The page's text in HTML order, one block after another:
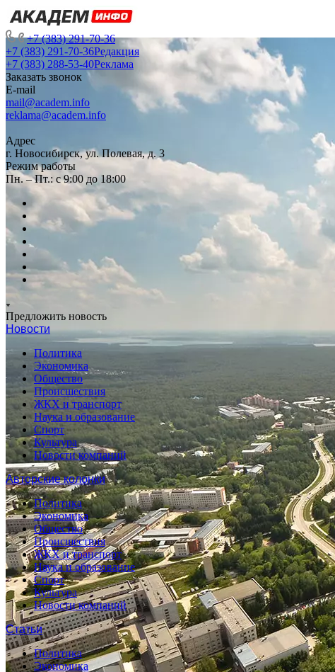
+7 (383) 291-70-36
+7 (383) 291-70-36Редакция
+7 (383) 288-53-40Реклама
Заказать звонок
E-mail
mail@academ.info
reklama@academ.info
Адрес
г. Новосибирск, ул. Полевая, д. 3
Режим работы
Пн. – Пт.: с 9:00 до 18:00
Предложить новость
Новости
Политика
Экономика
Общество
Происшествия
ЖКХ и транспорт
Наука и образование
Спорт
Культура
Новости компаний
Авторские колонки
Политика
Экономика
Общество
Происшествия
ЖКХ и транспорт
Наука и образование
Спорт
Культура
Новости компаний
Статьи
Политика
Экономика